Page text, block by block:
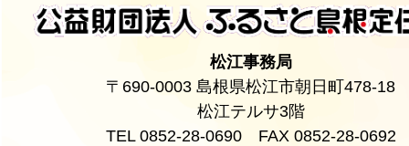
松江事務局
〒690-0003 島根県松江市朝日町478-18
松江テルサ3階
TEL 0852-28-0690 FAX 0852-28-0692